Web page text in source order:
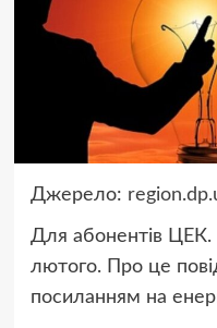
Джерело:
Для абонентів ЦЕК.
лютого. Про це
посиланням на